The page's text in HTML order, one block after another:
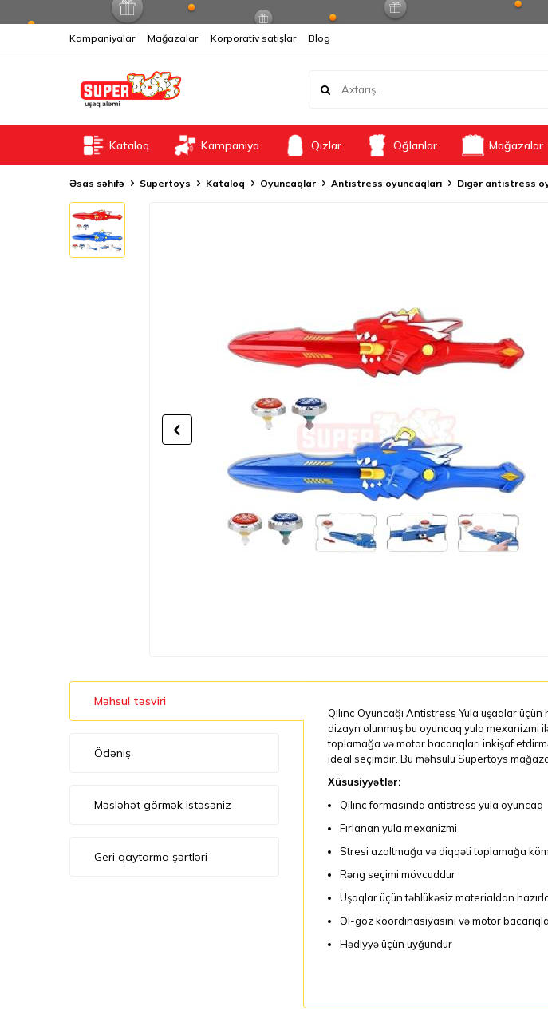
Kampaniyalar Mağazalar Korporativ satışlar Blog
Kataloq Kampaniya Qızlar Oğlanlar Mağazalar
Əsas səhifə Supertoys Kataloq Oyuncaqlar Antistress oyuncaqları Digər antistress
Məhsul təsviri
Ödəniş
Məsləhət görmək istəsəniz
Geri qaytarma şərtləri
Qılınc Oyuncağı Antistress Yula uşaqlar
dizayn olunmuş bu oyuncaq yula mexanizmi
toplamağa və motor bacarıqları inkişaf
ideal seçimdir. Bu məhsulu Supertoys
Xüsusiyyətlər:
Qılınc formasında antistress yula oyuncaq
Fırlanan yula mexanizmi
Stresi azaltmağa və diqqəti toplamağa
Rəng seçimi mövcuddur
Uşaqlar üçün təhlükəsiz materialdan
Əl-göz koordinasiyasını və motor
Hədiyyə üçün uyğundur